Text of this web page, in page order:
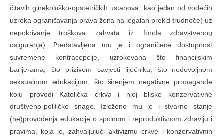
čitavih ginekološko-opstetričkih ustanova, kao jedan od vodećih
uzroka ograničavanja prava žena na legalan prekid trudnoće( uz
nepokrivanje troškova zahvata iz fonda zdravstvenog
osiguranja). Predstavljena mu je i ograničene dostupnost
suvremene kontracepcije, uzrokovana što financijskim
barijerama, što prizivom savjesti liječnika, što nedovoljnom
seksualnom edukacijom, što širenjem negativne propagande
koju provodi Katolička crkva i njoj bliske konzervativne
društveno-političke snage. Izloženo mu je i stvarno stanje
(ne)provođenja edukacije o spolnom i reproduktivnom zdravlju i
pravima, koja je, zahvaljujući aktivizmu crkve i konzervativnih